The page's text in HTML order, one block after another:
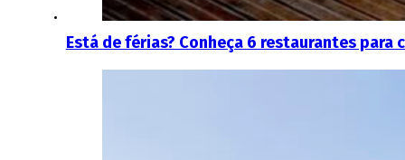
Está de férias? Conheça 6 restaurantes